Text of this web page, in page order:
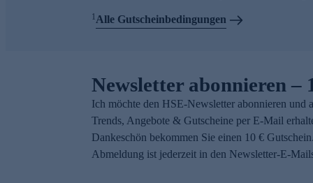
1Alle Gutscheinbedingungen
Newsletter abonnieren –
Ich möchte den HSE-Newsletter abonnieren und
Trends, Angebote & Gutscheine per E-Mail
Dankeschön bekommen Sie einen 10 €
Abmeldung ist jederzeit in den Newsletter-E-